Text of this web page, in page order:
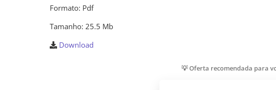
Formato: Pdf
Tamanho: 25.5 Mb
Download
💡 Oferta recomendada para